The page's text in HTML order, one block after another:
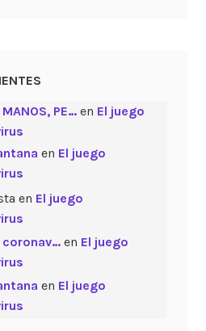
MANOS, PE…en El juego
en El juego
en El juego
coronav…en El juego
en El juego